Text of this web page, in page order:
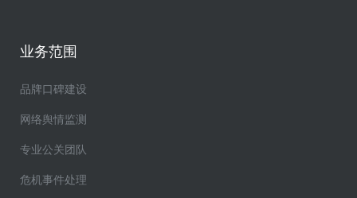
业务范围
品牌口碑建设
网络舆情监测
专业公关团队
危机事件处理